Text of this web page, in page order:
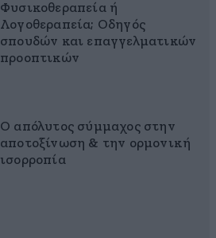
Φυσικοθεραπεία ή
Λογοθεραπεία; Οδηγός
σπουδών και επαγγελματικών
προοπτικών
Ο απόλυτος σύμμαχος στην
αποτοξίνωση & την ορμονική
ισορροπία